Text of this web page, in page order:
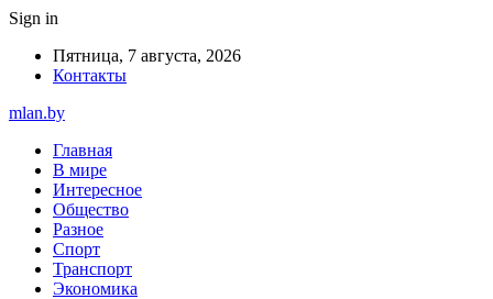
Sign in
Пятница, 7 августа, 2026
Контакты
mlan.by
Главная
В мире
Интересное
Общество
Разное
Спорт
Транспорт
Экономика